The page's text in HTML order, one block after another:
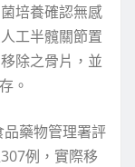
培養確認無感
工半髖關節置
除之骨片，並
。
藥物管理署評
例，實際移